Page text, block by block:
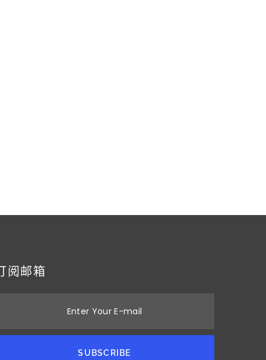
阅邮箱
Enter Your E-mail
SUBSCRIBE